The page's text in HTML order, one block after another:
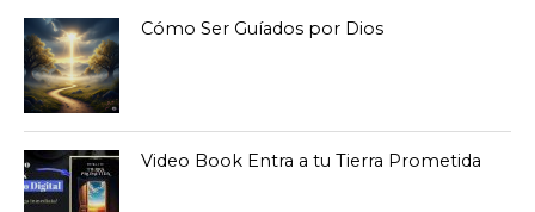
Cómo Ser Guíados por Dios
Video Book Entra a tu Tierra Prometida